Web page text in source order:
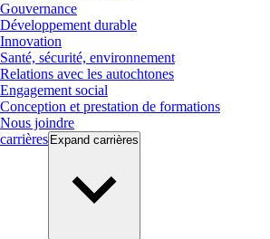
Gouvernance
Développement durable
Innovation
Santé, sécurité, environnement
Relations avec les autochtones
Engagement social
Conception et prestation de formations
Nous joindre
carrières Expand carrières